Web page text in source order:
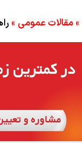
» مقالات عمومی »